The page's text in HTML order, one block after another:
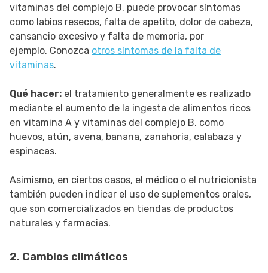
vitaminas del complejo B, puede provocar síntomas
como labios resecos, falta de apetito, dolor de cabeza,
cansancio excesivo y falta de memoria, por
ejemplo. Conozca otros síntomas de la falta de
vitaminas.
Qué hacer: el tratamiento generalmente es realizado
mediante el aumento de la ingesta de alimentos ricos
en vitamina A y vitaminas del complejo B, como
huevos, atún, avena, banana, zanahoria, calabaza y
espinacas.
Asimismo, en ciertos casos, el médico o el nutricionista
también pueden indicar el uso de suplementos orales,
que son comercializados en tiendas de productos
naturales y farmacias.
2. Cambios climáticos